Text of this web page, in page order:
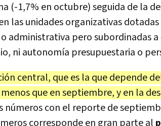
(-1,7% en octubre) seguida de la
las unidades organizativas
administrativa pero subordinadas
ni autonomía presupuestaria o
central, que es la que depende
que en septiembre, y en la
números con el reporte de
corresponde en gran parte al